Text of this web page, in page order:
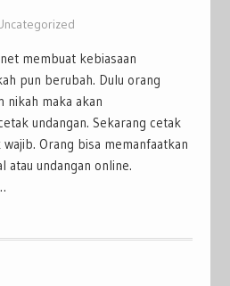
membuat kebiasaan
pun berubah. Dulu orang
nikah maka akan
undangan. Sekarang cetak
Orang bisa memanfaatkan
atau undangan online.